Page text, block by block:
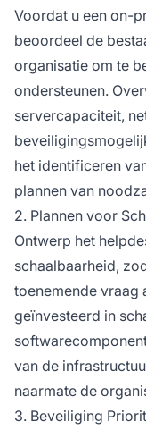
Voordat u een on-
beoordeel de
organisatie om te
ondersteunen.
servercapaciteit,
het identificeren
plannen van
2. Plannen voor
Ontwerp het
schaalbaarheid,
toenemende vraag
geïnvesteerd in
van de
naarmate de
3. Beveiliging